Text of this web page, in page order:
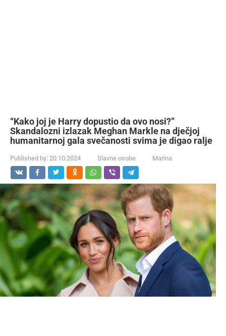
“Kako joj je Harry dopustio da ovo nosi?”
Skandalozni izlazak Meghan Markle na dječjoj
humanitarnoj gala svečanosti svima je digao ralje
Published by: 20.10.2024 Slavne osobe Marina